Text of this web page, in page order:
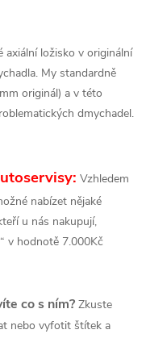
axiální ložisko v originální
My standardně
originál) a v této
dmychadel.
Vzhledem
nabízet nějaké
u nás nakupují,
v hodnotě 7.000Kč
co s ním? Zkuste
nebo vyfotit štítek a